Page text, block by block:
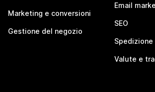
Marketing e conversioni
Gestione del negozio
Email
SEO
Spedizione
Valute e